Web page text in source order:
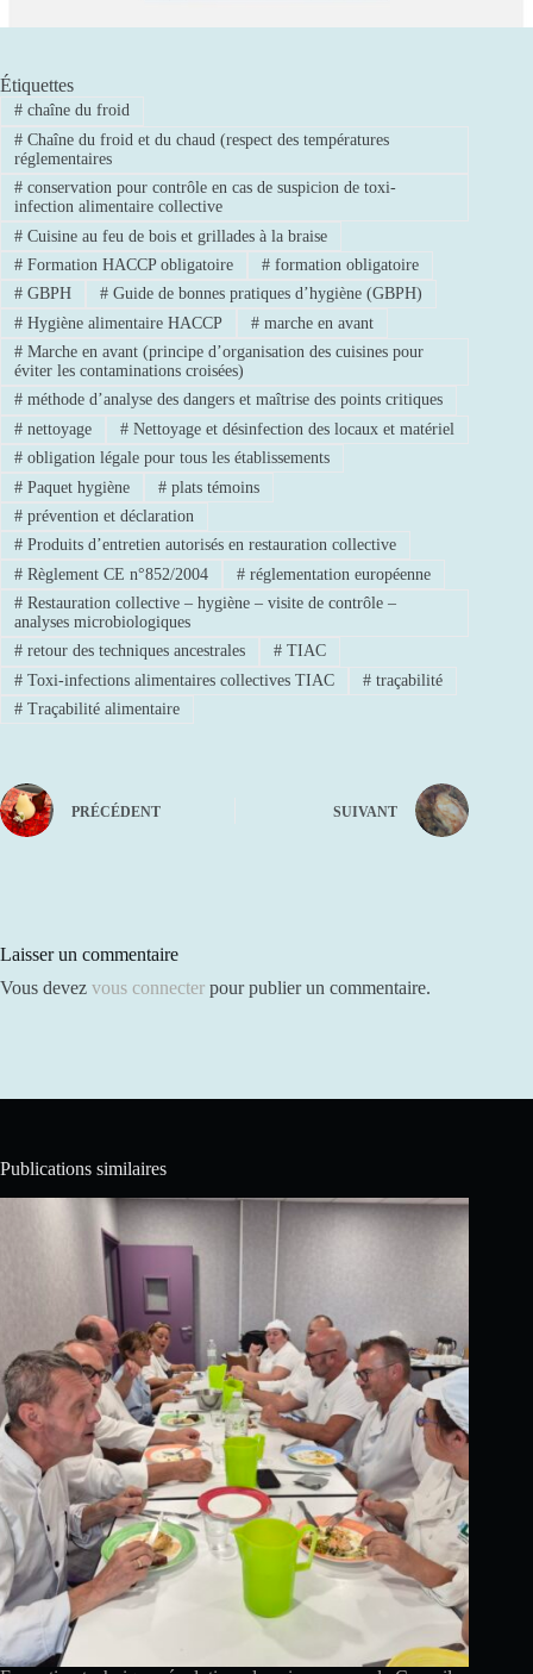
Étiquettes
#chaîne du froid
#Chaîne du froid et du chaud (respect des températures
réglementaires
#conservation pour contrôle en cas de suspicion de toxi-
infection alimentaire collective
#Cuisine au feu de bois et grillades à la braise
#Formation HACCP obligatoire #formation obligatoire
#GBPH #Guide de bonnes pratiques d’hygiène (GBPH)
#Hygiène alimentaire HACCP #marche en avant
#Marche en avant (principe d’organisation des cuisines pour
éviter les contaminations croisées)
#méthode d’analyse des dangers et maîtrise des points critiques
#nettoyage #Nettoyage et désinfection des locaux et matériel
#obligation légale pour tous les établissements
#Paquet hygiène #plats témoins
#prévention et déclaration
#Produits d’entretien autorisés en restauration collective
#Règlement CE n°852/2004 #réglementation européenne
#Restauration collective – hygiène – visite de contrôle –
analyses microbiologiques
#retour des techniques ancestrales #TIAC
#Toxi-infections alimentaires collectives TIAC #traçabilité
#Traçabilité alimentaire
PRÉCÉDENT SUIVANT
Laisser un commentaire
Vous devez vous connecter pour publier un commentaire.
Publications similaires